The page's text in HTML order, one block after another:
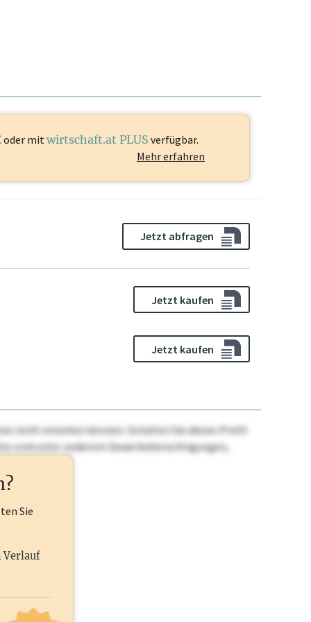
oder mit wirtschaft.at PLUS verfügbar.
Mehr erfahren
Jetzt abfragen
Jetzt kaufen
Jetzt kaufen
nicht einsehen können. Schalten Sie dieses Profil
sind unter anderem Gewerbeberechtigungen,
Sie
Verlauf